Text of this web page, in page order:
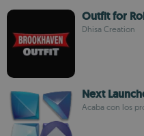
Outfit for
Dhisa Creation
Next
Acaba con los